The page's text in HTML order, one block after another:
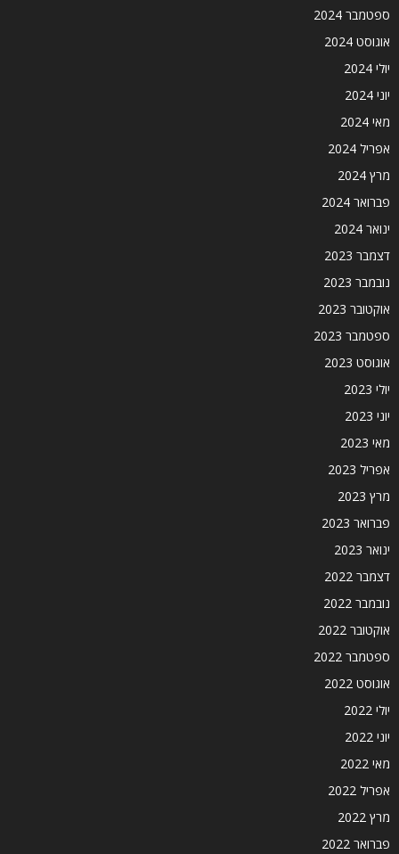
ספטמבר 2024
אוגוסט 2024
יולי 2024
יוני 2024
מאי 2024
אפריל 2024
מרץ 2024
פברואר 2024
ינואר 2024
דצמבר 2023
נובמבר 2023
אוקטובר 2023
ספטמבר 2023
אוגוסט 2023
יולי 2023
יוני 2023
מאי 2023
אפריל 2023
מרץ 2023
פברואר 2023
ינואר 2023
דצמבר 2022
נובמבר 2022
אוקטובר 2022
ספטמבר 2022
אוגוסט 2022
יולי 2022
יוני 2022
מאי 2022
אפריל 2022
מרץ 2022
פברואר 2022